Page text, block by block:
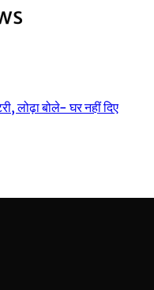
लोढ़ा बोले- घर नहीं दिए